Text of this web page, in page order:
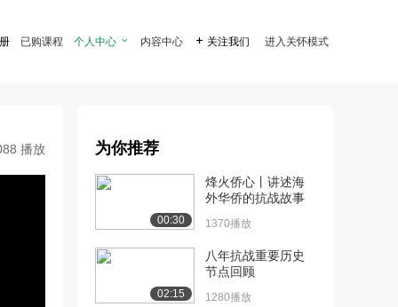
已购课程 个人中心  内容中心  关注我们 进入关怀模式
播放 为你推荐
00:30
烽火侨心丨讲述海
外华侨的抗战故事
1370播放
02:15
八年抗战重要历史
节点回顾
1280播放